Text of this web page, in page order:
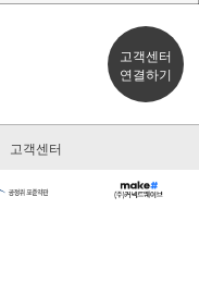
고객센터
연결하기
고객센터